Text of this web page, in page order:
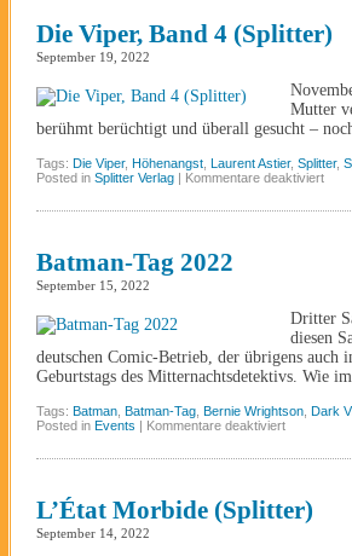
3
Die Viper, Band 4 (Splitter)
September 19, 2022
Mutter
berühmt berüchtigt und überall gesucht –
Tags: Die Viper, Höhenangst Laurent Astier, Splitter,
Posted in Splitter Verlag Kommentare deaktiviertfür
Batman-Tag 2022
September 15, 2022
Dritter
diesen
deutschen Comic-Betrieb, der übrigens
Geburtstags des Mitternachtsdetektivs. Wie
Tags: Batman Batman-Tag Bernie Wrightson Dark
Posted in Events Kommentare deaktiviertfür
L’État Morbide (Splitter)
September 14, 2022